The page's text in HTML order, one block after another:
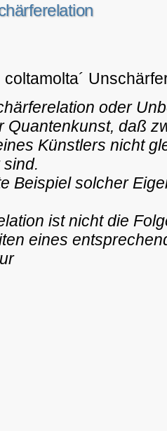
coltamolta´
oder
Quantenkunst, daß
Künstlers nicht
Beispiel solcher
ist nicht die
eines